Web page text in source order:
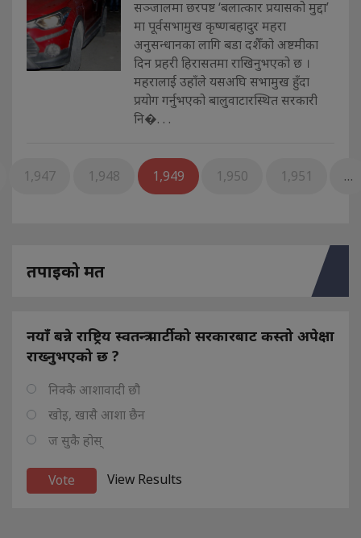
सञ्जालमा छरपष्ट ‘बलात्कार प्रयासको मुद्दा’
मा पूर्वसभामुख कृष्णबहादुर महरा
अनुसन्धानका लागि बडा दशैँको अष्टमीका
दिन प्रहरी हिरासतमा राखिनुभएको छ ।
महरालाई उहाँले यसअघि सभामुख हुँदा
प्रयोग गर्नुभएको बालुवाटारस्थित सरकारी
नि�. . .
1,947 1,948 1,949 1,950 1,951 …
तपाइको मत
नयाँ बन्ने राष्ट्रिय स्वतन्त्र पार्टीको सरकारबाट कस्तो अपेक्षा
राख्नुभएको छ ?
निक्कै आशावादी छौ
खोइ, खासै आशा छैन
ज सुकै होस्
View Results